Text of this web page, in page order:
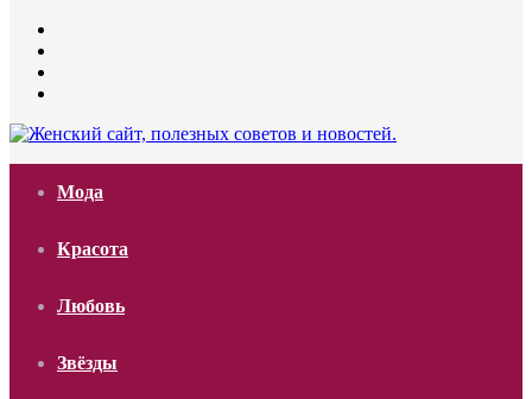
Мода
Красота
Любовь
Звёзды